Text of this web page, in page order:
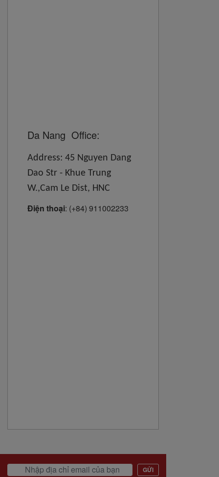
Da Nang Office:
Address: 45 Nguyen Dang
Dao Str - Khue Trung
W.,Cam Le Dist, HNC
Điện thoại: (+84) 911002233
GỬI